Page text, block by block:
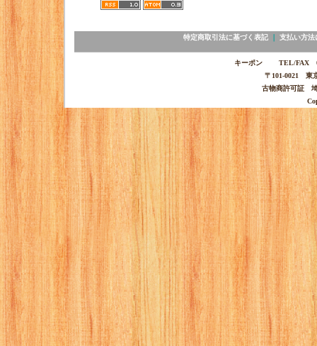
特定商取引法に基づく表記｜ 支払い方法
キーポン TEL/FAX
〒101-0021 東
古物商許可証